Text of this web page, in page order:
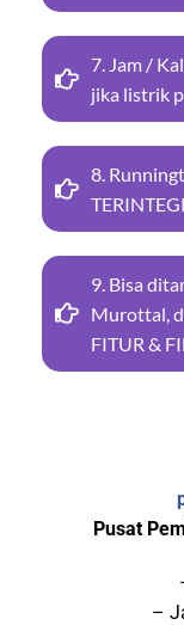
7. Jam /
jika listrik
8.
9. Bisa
Murottal,
FITUR &
Pusat
–